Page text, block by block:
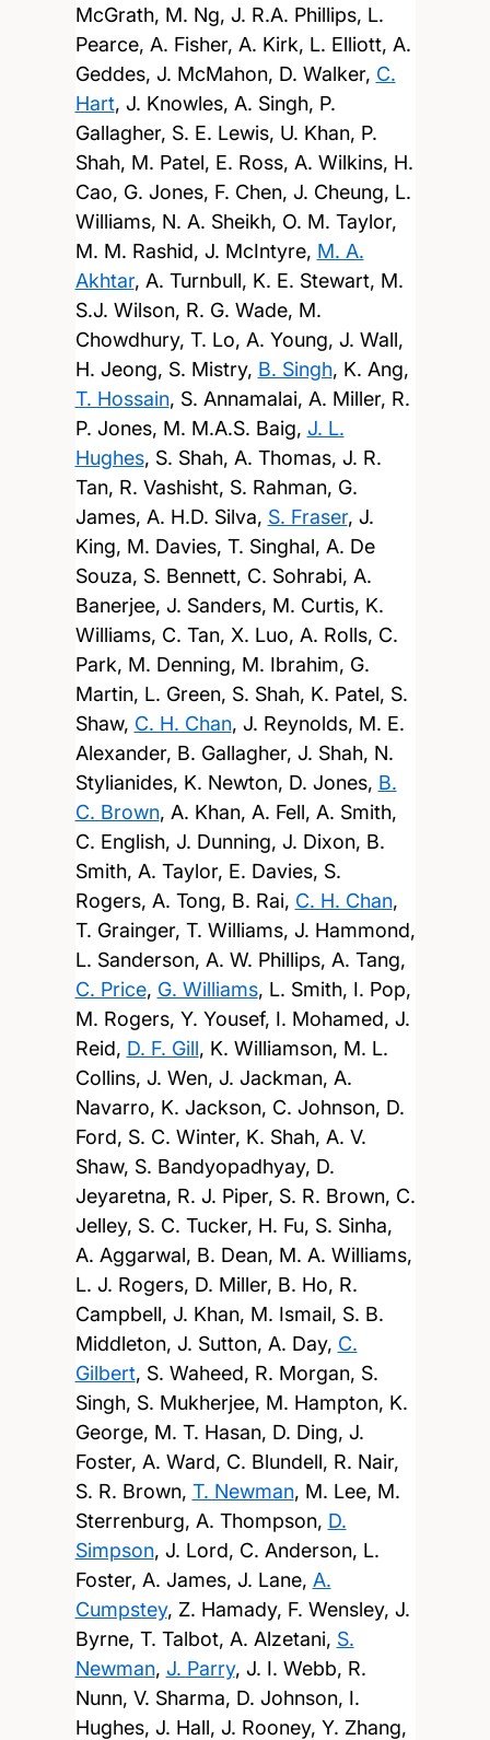
McGrath, M. Ng, J. R.A. Phillips, L.
Pearce, A. Fisher, A. Kirk, L. Elliott, A.
Geddes, J. McMahon, D. Walker, C.
Hart, J. Knowles, A. Singh, P.
Gallagher, S. E. Lewis, U. Khan, P.
Shah, M. Patel, E. Ross, A. Wilkins, H.
Cao, G. Jones, F. Chen, J. Cheung, L.
Williams, N. A. Sheikh, O. M. Taylor,
M. M. Rashid, J. McIntyre, M. A.
Akhtar, A. Turnbull, K. E. Stewart, M.
S.J. Wilson, R. G. Wade, M.
Chowdhury, T. Lo, A. Young, J. Wall,
H. Jeong, S. Mistry, B. Singh, K. Ang,
T. Hossain, S. Annamalai, A. Miller, R.
P. Jones, M. M.A.S. Baig, J. L.
Hughes, S. Shah, A. Thomas, J. R.
Tan, R. Vashisht, S. Rahman, G.
James, A. H.D. Silva, S. Fraser, J.
King, M. Davies, T. Singhal, A. De
Souza, S. Bennett, C. Sohrabi, A.
Banerjee, J. Sanders, M. Curtis, K.
Williams, C. Tan, X. Luo, A. Rolls, C.
Park, M. Denning, M. Ibrahim, G.
Martin, L. Green, S. Shah, K. Patel, S.
Shaw, C. H. Chan, J. Reynolds, M. E.
Alexander, B. Gallagher, J. Shah, N.
Stylianides, K. Newton, D. Jones, B.
C. Brown, A. Khan, A. Fell, A. Smith,
C. English, J. Dunning, J. Dixon, B.
Smith, A. Taylor, E. Davies, S.
Rogers, A. Tong, B. Rai, C. H. Chan,
T. Grainger, T. Williams, J. Hammond,
L. Sanderson, A. W. Phillips, A. Tang,
C. Price, G. Williams, L. Smith, I. Pop,
M. Rogers, Y. Yousef, I. Mohamed, J.
Reid, D. F. Gill, K. Williamson, M. L.
Collins, J. Wen, J. Jackman, A.
Navarro, K. Jackson, C. Johnson, D.
Ford, S. C. Winter, K. Shah, A. V.
Shaw, S. Bandyopadhyay, D.
Jeyaretna, R. J. Piper, S. R. Brown, C.
Jelley, S. C. Tucker, H. Fu, S. Sinha,
A. Aggarwal, B. Dean, M. A. Williams,
L. J. Rogers, D. Miller, B. Ho, R.
Campbell, J. Khan, M. Ismail, S. B.
Middleton, J. Sutton, A. Day, C.
Gilbert, S. Waheed, R. Morgan, S.
Singh, S. Mukherjee, M. Hampton, K.
George, M. T. Hasan, D. Ding, J.
Foster, A. Ward, C. Blundell, R. Nair,
S. R. Brown, T. Newman, M. Lee, M.
Sterrenburg, A. Thompson, D.
Simpson, J. Lord, C. Anderson, L.
Foster, A. James, J. Lane, A.
Cumpstey, Z. Hamady, F. Wensley, J.
Byrne, T. Talbot, A. Alzetani, S.
Newman, J. Parry, J. I. Webb, R.
Nunn, V. Sharma, D. Johnson, I.
Hughes, J. Hall, J. Rooney, Y. Zhang,